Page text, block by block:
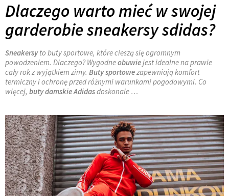
Dlaczego warto mieć w swojej
garderobie sneakersy sdidas?
Sneakersyto buty sportowe, które cieszą się ogromnym
powodzeniem. Dlaczego? Wygodneobuwiejest idealne na prawie
cały rok z wyjątkiem zimy. Buty sportowezapewniają komfort
termiczny i ochronę przed różnymi warunkami pogodowymi. Co
więcej, buty damskie Adidasdoskonale …